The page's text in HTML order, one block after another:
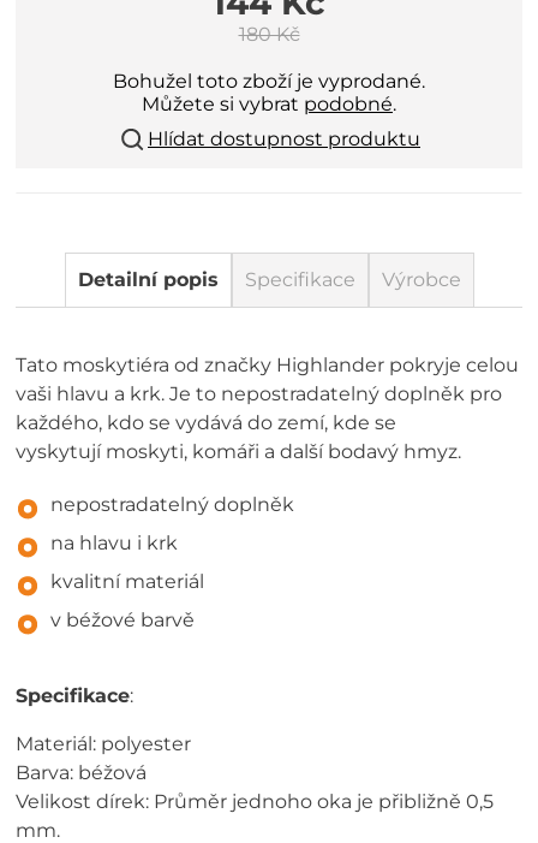
180 Kč
Bohužel toto zboží je vyprodané.
Můžete si vybrat podobné.
Hlídat dostupnost produktu
Detailní popis Specifikace Výrobce
Tato moskytiéra od značky Highlander pokryje celou
vaši hlavu a krk. Je to nepostradatelný doplněk pro
každého, kdo se vydává do zemí, kde se
vyskytují moskyti, komáři a další bodavý hmyz.
nepostradatelný doplněk
na hlavu i krk
kvalitní materiál
v béžové barvě
Specifikace:
Materiál: polyester
Barva: béžová
Velikost dírek: Průměr jednoho oka je přibližně 0,5
mm.